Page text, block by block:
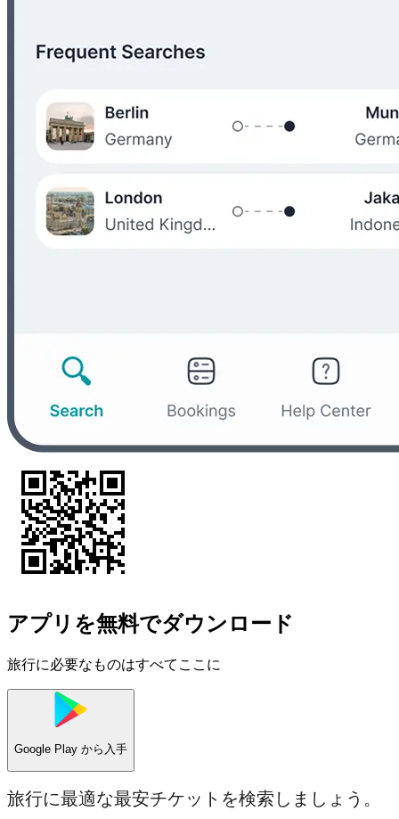
アプリを無料でダウンロード
旅行に必要なものはすべてここに
Google Play から入手
旅行に最適な最安チケットを検索しましょう。